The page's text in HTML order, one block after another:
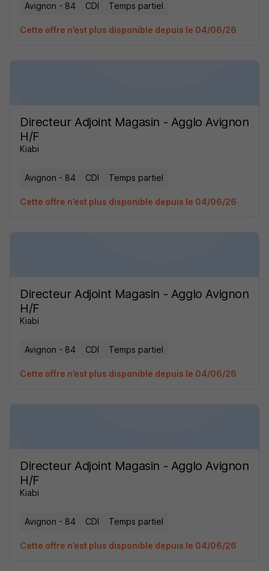
Avignon - 84 CDI Temps partiel
Cette offre n’est plus disponible depuis le 04/06/26
Directeur Adjoint Magasin - Agglo Avignon
H/F
Kiabi
Avignon - 84 CDI Temps partiel
Cette offre n’est plus disponible depuis le 04/06/26
Directeur Adjoint Magasin - Agglo Avignon
H/F
Kiabi
Avignon - 84 CDI Temps partiel
Cette offre n’est plus disponible depuis le 04/06/26
Directeur Adjoint Magasin - Agglo Avignon
H/F
Kiabi
Avignon - 84 CDI Temps partiel
Cette offre n’est plus disponible depuis le 04/06/26